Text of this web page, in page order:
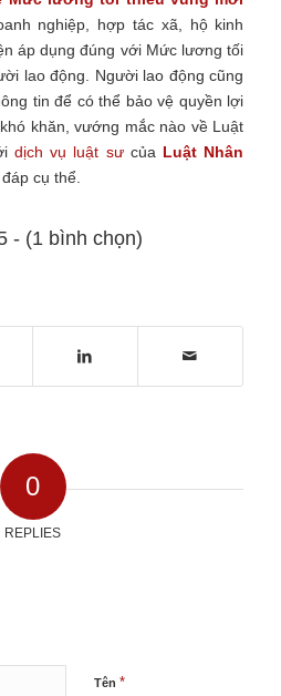
nghiệp, hợp tác xã, hộ kinh
áp dụng đúng với Mức lương tối
lao động. Người lao động cũng
tin để có thể bảo vệ quyền lợi
khăn, vướng mắc nào về Luật
dịch vụ luật sưcủa Luật Nhân
cụ thể.
- (1 bình chọn)
0
REPLIES
Tên *